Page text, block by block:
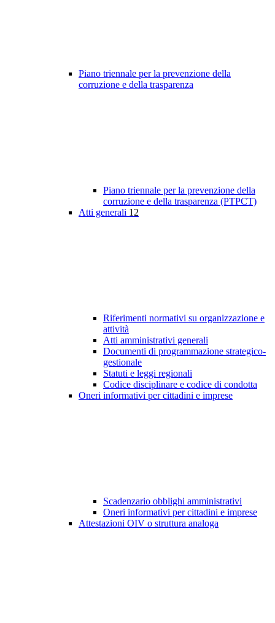
Piano triennale per la prevenzione della
corruzione e della trasparenza
Piano triennale per la prevenzione della
corruzione e della trasparenza (PTPCT)
Atti generali 12
Riferimenti normativi su organizzazione e
attività
Atti amministrativi generali
Documenti di programmazione strategico-
gestionale
Statuti e leggi regionali
Codice disciplinare e codice di condotta
Oneri informativi per cittadini e imprese
Scadenzario obblighi amministrativi
Oneri informativi per cittadini e imprese
Attestazioni OIV o struttura analoga